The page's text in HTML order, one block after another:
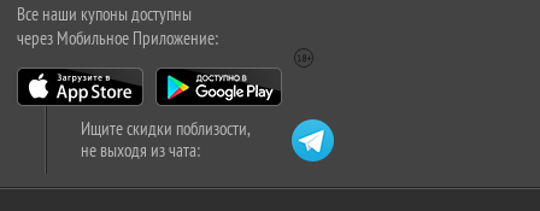
Все наши купоны доступны
через Мобильное Приложение:
Ищите скидки поблизости,
не выходя из чата: